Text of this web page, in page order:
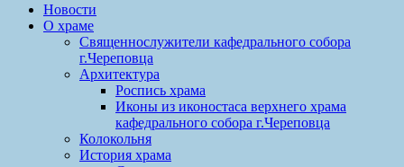
Новости
О храме
Священнослужители кафедрального собора
г.Череповца
Архитектура
Роспись храма
Иконы из иконостаса верхнего храма
кафедрального собора г.Череповца
Колокольня
История храма